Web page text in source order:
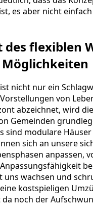
es aber nicht
des flexiblen
nicht nur ein
von
abzeichnet, wird
Gemeinden
sind modulare
sich an unsere
anpassen,
uns wachsen und
kostspieligen
noch der